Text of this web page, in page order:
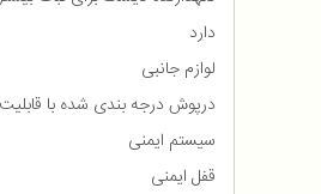
دارد
لوازم جانبی
درپوش درجه بندی شده با قابلیت
سیستم ایمنی
قفل ایمنی